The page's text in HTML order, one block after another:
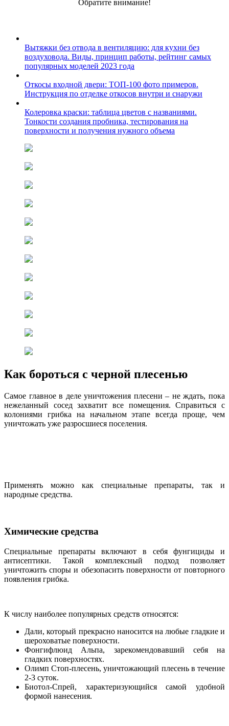
Обратите внимание!
Вытяжки без отвода в вентиляцию: для кухни без
воздуховода. Виды, принцип работы, рейтинг самых
популярных моделей 2023 года
Откосы входной двери: ТОП-100 фото примеров.
Инструкция по отделке откосов внутри и снаружи
Колеровка краски: таблица цветов с названиями.
Тонкости создания пробника, тестирования на
поверхности и получения нужного объема
Как бороться с черной плесенью
Самое главное в деле уничтожения плесени – не ждать, пока
нежеланный сосед захватит все помещения. Справиться с
колониями грибка на начальном этапе всегда проще, чем
уничтожать уже разросшиеся поселения.
Применять можно как специальные препараты, так и
народные средства.
Химические средства
Специальные препараты включают в себя фунгициды и
антисептики. Такой комплексный подход позволяет
уничтожить споры и обезопасить поверхности от повторного
появления грибка.
К числу наиболее популярных средств относятся:
Дали, который прекрасно наносится на любые гладкие и
шероховатые поверхности.
Фонгифлюид Альпа, зарекомендовавший себя на
гладких поверхностях.
Олимп Стоп-плесень, уничтожающий плесень в течение
2-3 суток.
Биотол-Спрей, характеризующийся самой удобной
формой нанесения.